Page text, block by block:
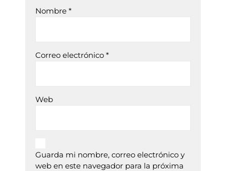
Nombre *
Correo electrónico *
Web
Guarda mi nombre, correo electrónico y
web en este navegador para la próxima